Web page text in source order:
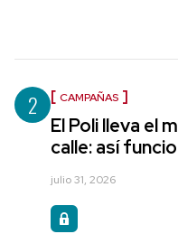
2 CAMPAÑAS
El Poli lleva el
calle: así
julio 31, 2026